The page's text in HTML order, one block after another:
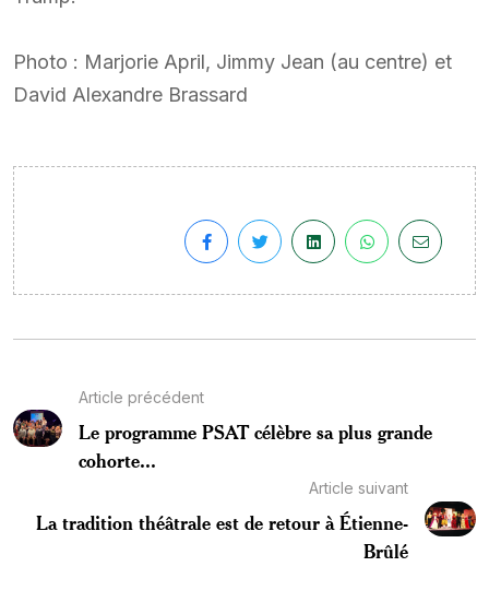
Photo : Marjorie April, Jimmy Jean (au centre) et
David Alexandre Brassard
Article précédent
Le programme PSAT célèbre sa plus grande
cohorte...
Article suivant
La tradition théâtrale est de retour à Étienne-
Brûlé